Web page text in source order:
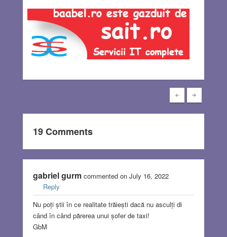
19 Comments
gabriel gurmcommented on July 16, 2022
Reply
Nu poți știi în ce realitate trăiești dacă nu asculți di
când în când părerea unui șofer de taxi!
GbM